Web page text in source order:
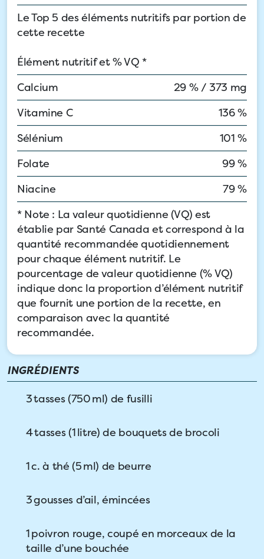
Le Top 5 des éléments nutritifs par portion de
cette recette
Élément nutritif et % VQ *
Calcium
29 % / 373 mg
Vitamine C
136 %
Sélénium
101 %
Folate
99 %
Niacine
79 %
* Note : La valeur quotidienne (VQ) est
établie par Santé Canada et correspond à la
quantité recommandée quotidiennement
pour chaque élément nutritif. Le
pourcentage de valeur quotidienne (% VQ)
indique donc la proportion d’élément nutritif
que fournit une portion de la recette, en
comparaison avec la quantité
recommandée.
INGRÉDIENTS
3 tasses (750 ml) de fusilli
4 tasses (1 litre) de bouquets de brocoli
1 c. à thé (5 ml) de beurre
3 gousses d’ail, émincées
1 poivron rouge, coupé en morceaux de la
taille d’une bouchée